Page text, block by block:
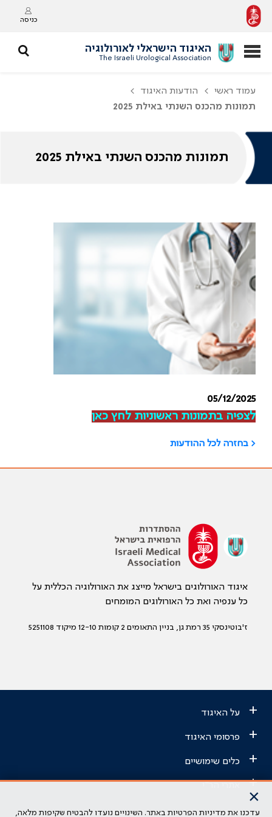
כניסה
האיגוד הישראלי לאורולוגיה
The Israeli Urological Association
עמוד ראשי
הודעות האיגוד
תמונות מהכנס השנתי באילת 2025
תמונות מהכנס השנתי באילת 2025
05/12/2025
לצפיה בתמונות ראשוניות לחץ כאן
< בחזרה לכל ההודעות
איגוד האורולוגים בישראל מייצג את האורולוגיה הכללית על
כל ענפיה ואת כל האורולוגים המומחים
ז'בוטינסקי 35 רמת גן, בניין התאומים 2 קומות 12-10 מיקוד 5251108
+ על האיגוד
+ פרסומי האיגוד
+ כלים שימושיים
+
הבהרה משפטית: כל נושא המופיע באתר זה נועד להשכלה בלבד ואין לראות
×
עדכנו את מדיניות הפרטיות באתר. השינויים נועדו להבטיח שקיפות מלאה,